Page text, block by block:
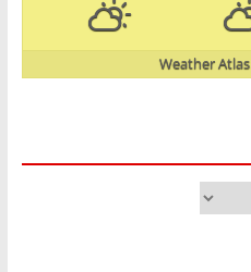
Weather Atlas